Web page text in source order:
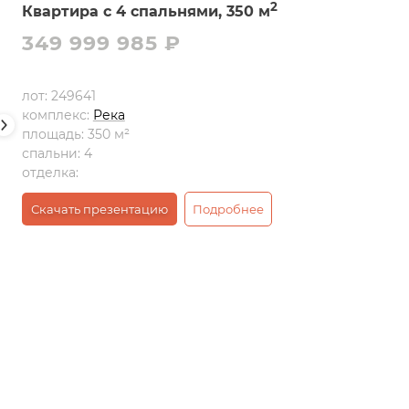
Квартира с 4 спальнями, 350 м2
349 999 985 ₽
лот: 249641
комплекс: Река
площадь: 350 м²
спальни: 4
отделка:
Скачать презентацию Подробнее